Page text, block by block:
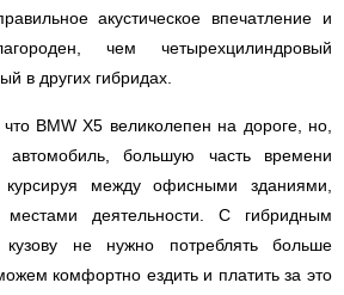
акустическое впечатление и
чем четырехцилиндровый
в других гибридах.
BMW X5 великолепен на дороге, но,
большую часть времени
между офисными зданиями,
деятельности. С гибридным
не нужно потреблять больше
комфортно ездить и платить за это